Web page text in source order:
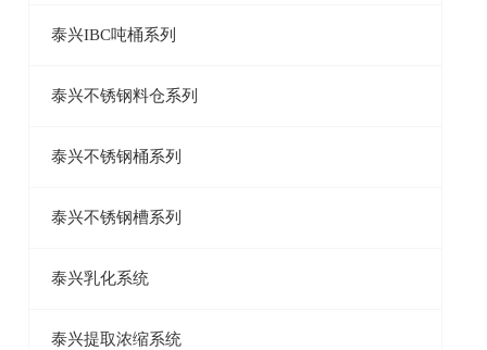
泰兴IBC吨桶系列
泰兴不锈钢料仓系列
泰兴不锈钢桶系列
泰兴不锈钢槽系列
泰兴乳化系统
泰兴提取浓缩系统